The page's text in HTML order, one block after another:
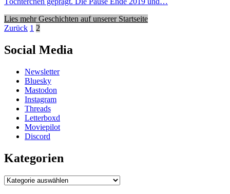
Lies mehr Geschichten auf unserer Startseite
Beitragsnavigation
Zurück 1 2
Social Media
Newsletter
Bluesky
Mastodon
Instagram
Threads
Letterboxd
Moviepilot
Discord
Kategorien
Kategorien